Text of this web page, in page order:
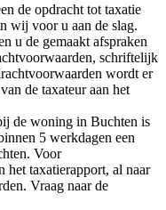
de opdracht tot taxatie
wij voor u aan de slag.
u de gemaakt afspraken
schriftelijk
wordt er
de taxateur aan het
de woning in Buchten is
5 werkdagen een
Voor
het taxatierapport, al naar
Vraag naar de